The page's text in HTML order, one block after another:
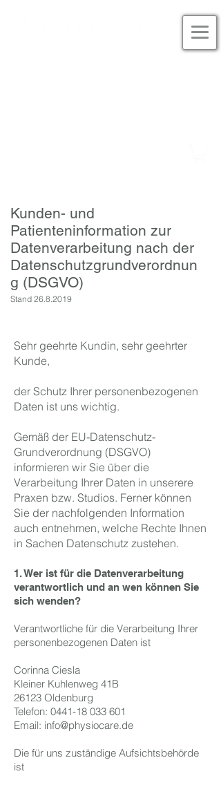
Kunden- und
Patienteninformation zur
Datenverarbeitung nach der
Datenschutzgrundverordnun
g (DSGVO)
Stand 26.8.2019
Sehr geehrte Kundin, sehr geehrter
Kunde,
der Schutz Ihrer personenbezogenen
Daten ist uns wichtig.
Gemäß der EU-Datenschutz-
Grundverordnung (DSGVO)
informieren wir Sie über die
Verarbeitung Ihrer Daten in unserere
Praxen bzw. Studios. Ferner können
Sie der nachfolgenden Information
auch entnehmen, welche Rechte Ihnen
in Sachen Datenschutz zustehen.
1. Wer ist für die Datenverarbeitung
verantwortlich und an wen können Sie
sich wenden?
Verantwortliche für die Verarbeitung Ihrer
personenbezogenen Daten ist
Corinna Ciesla
Kleiner Kuhlenweg 41B
26123 Oldenburg
Telefon: 0441-18 033 601
Email: info@physiocare.de
Die für uns zuständige Aufsichtsbehörde
ist